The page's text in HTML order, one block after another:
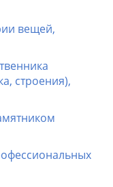
вещей,
строения),